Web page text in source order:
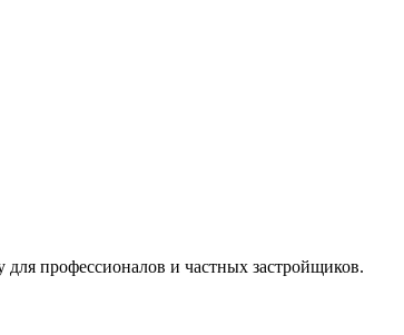
профессионалов и частных застройщиков.